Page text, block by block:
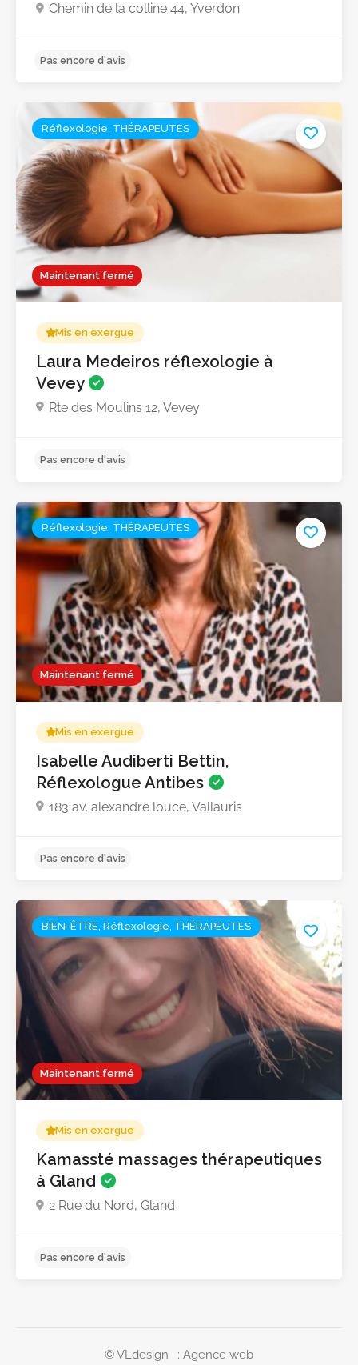
Chemin de la colline 44, Yverdon
Pas encore d'avis
Maintenant fermé
Réflexologie, THÉRAPEUTES
Mis en exergue
Laura Medeiros réflexologie à
Vevey
Rte des Moulins 12, Vevey
Pas encore d'avis
Maintenant fermé
Réflexologie, THÉRAPEUTES
Mis en exergue
Isabelle Audiberti Bettin,
Réflexologue Antibes
183 av. alexandre louce, Vallauris
Pas encore d'avis
Maintenant fermé
BIEN-ÊTRE, Réflexologie, THÉRAPEUTES
Mis en exergue
Kamassté massages thérapeutiques
à Gland
2 Rue du Nord, Gland
©VLdesign : : Agence web